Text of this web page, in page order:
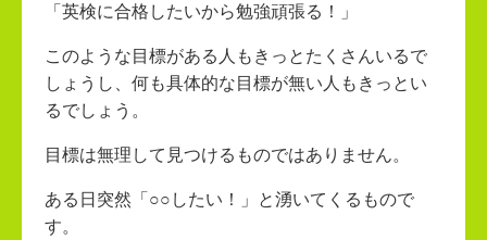
「英検に合格したいから勉強頑張る！」
このような目標がある人もきっとたくさんいるで
しょうし、何も具体的な目標が無い人もきっとい
るでしょう。
目標は無理して見つけるものではありません。
ある日突然「○○したい！」と湧いてくるもので
す。